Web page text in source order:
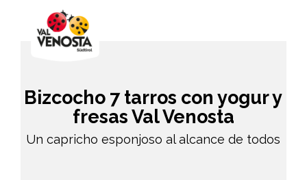
Bizcocho 7 tarros con yogur y
fresas Val Venosta
Un capricho esponjoso al alcance de todos